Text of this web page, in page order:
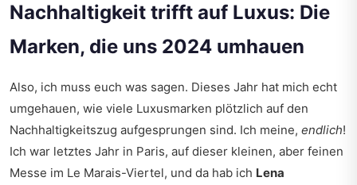
Nachhaltigkeit trifft auf Luxus: Die
Marken, die uns 2024 umhauen
Also, ich muss euch was sagen. Dieses Jahr hat mich echt
umgehauen, wie viele Luxusmarken plötzlich auf den
Nachhaltigkeitszug aufgesprungen sind. Ich meine, endlich!
Ich war letztes Jahr in Paris, auf dieser kleinen, aber feinen
Messe im Le Marais-Viertel, und da hab ich Lena